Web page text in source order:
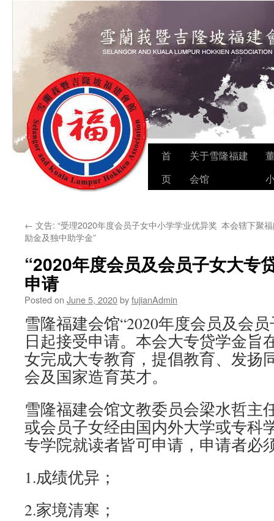
Skip
首
页
关于雪隆福建
会馆
← 文告: “受理2020年度会员子女中小学学业优异奖
励金及独中助学金”
本会辖下聚
“2020年度会员及会员子女大专
申请
Posted on June 5, 2020byfujianAdmin
雪隆福建会馆“2020年度会员及会
日起接受申请。本会大专贷学金旨
女完成大专教育，提倡教育、发扬
会及国家造育英才。
雪隆福建会馆文教委员会梁水哲主
或会员子女经由国内外大学或专科
专学院就读者皆可申请，申请者必
1.成绩优异；
2.家境清寒；